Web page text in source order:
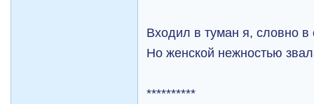
Входил в туман я, словно в
Но женской нежностью
**********